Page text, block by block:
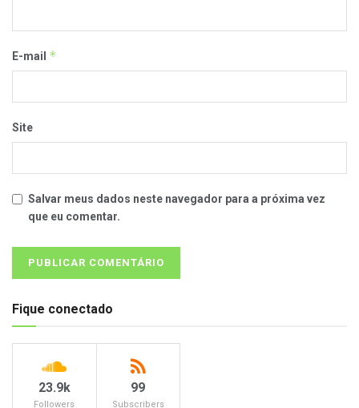
E-mail *
Site
Salvar meus dados neste navegador para a próxima vez
que eu comentar.
Fique conectado
23.9k
Followers
99
Subscribers